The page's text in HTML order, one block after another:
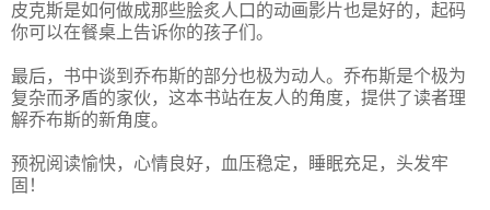
皮克斯是如何做成那些脍炙人口的动画影片也是好的，起码
你可以在餐桌上告诉你的孩子们。
最后，书中谈到乔布斯的部分也极为动人。乔布斯是个极为
复杂而矛盾的家伙，这本书站在友人的角度，提供了读者理
解乔布斯的新角度。
预祝阅读愉快，心情良好，血压稳定，睡眠充足，头发牢
固！